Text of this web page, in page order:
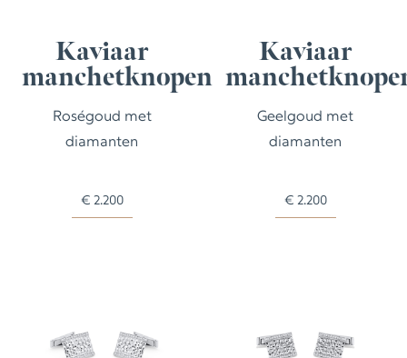
Kaviaar
manchetknopen
Roségoud met
diamanten
€ 2.200
Kaviaar
Geelgoud met
diamanten
€ 2.200